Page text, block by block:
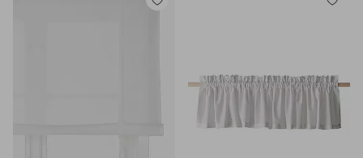
Legg
Legg